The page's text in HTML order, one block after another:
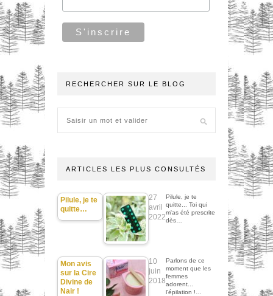
RECHERCHER SUR LE BLOG
ARTICLES LES PLUS CONSULTÉS
Pilule, je te
quitte…
27
avril
2022
Pilule, je te
quitte... Toi qui
m'as été prescrite
dès…
Mon avis
sur la Cire
Divine de
Nair !
10
juin
2018
Parlons de ce
moment que les
femmes
adorent...
l'épilation !…